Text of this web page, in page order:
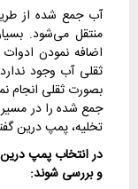
آب جمع شده از
منتقل می‌شود.
اضافه نمودن ادوات
ثقلی آب وجود
بصورت ثقلی انجام
جمع شده را در
تخلیه، پمپ درین
در انتخاب پمپ
و بررسی شوند: